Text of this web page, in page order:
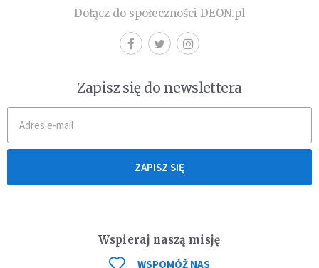
Dołącz do społeczności DEON.pl
Zapisz się do newslettera
ZAPISZ SIĘ
Wspieraj naszą misję
WSPOMÓŻ NAS